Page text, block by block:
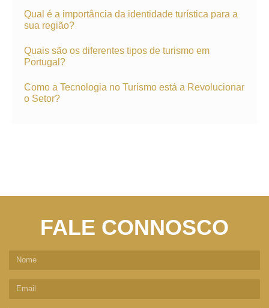
Qual é a importância da identidade turística para a
sua região?
Quais são os diferentes tipos de turismo em
Portugal?
Como a Tecnologia no Turismo está a Revolucionar
o Setor?
FALE CONNOSCO